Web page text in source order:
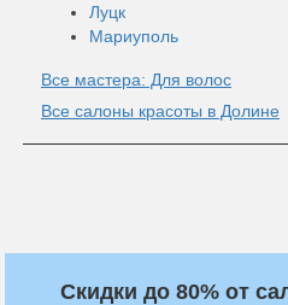
Луцк
Мариуполь
Все мастера: Для волос
Все салоны красоты в Долине
Скидки до 80% от